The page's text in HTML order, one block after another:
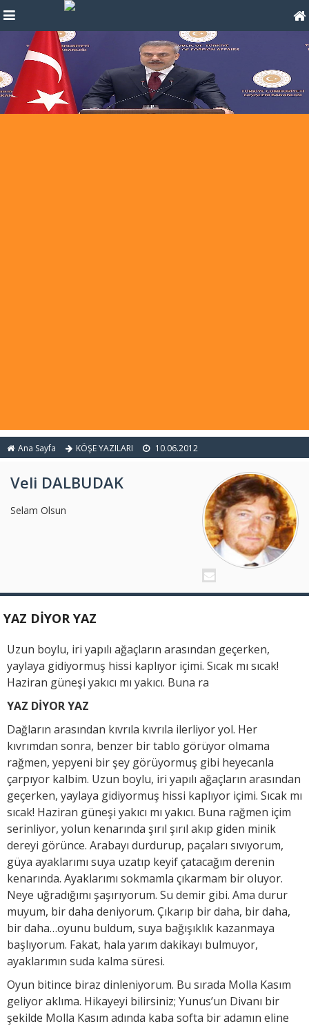
Ana Sayfa KÖŞE YAZILARI 10.06.2012
Veli DALBUDAK
Selam Olsun
YAZ DİYOR YAZ
Uzun boylu, iri yapılı ağaçların arasından geçerken,
yaylaya gidiyormuş hissi kaplıyor içimi. Sıcak mı sıcak!
Haziran güneşi yakıcı mı yakıcı. Buna ra
YAZ DİYOR YAZ
Dağların arasından kıvrıla kıvrıla ilerliyor yol. Her
kıvrımdan sonra, benzer bir tablo görüyor olmama
rağmen, yepyeni bir şey görüyormuş gibi heyecanla
çarpıyor kalbim. Uzun boylu, iri yapılı ağaçların arasından
geçerken, yaylaya gidiyormuş hissi kaplıyor içimi. Sıcak mı
sıcak! Haziran güneşi yakıcı mı yakıcı. Buna rağmen içim
serinliyor, yolun kenarında şırıl şırıl akıp giden minik
dereyi görünce. Arabayı durdurup, paçaları sıvıyorum,
güya ayaklarımı suya uzatıp keyif çatacağım derenin
kenarında. Ayaklarımı sokmamla çıkarmam bir oluyor.
Neye uğradığımı şaşırıyorum. Su demir gibi. Ama durur
muyum, bir daha deniyorum. Çıkarıp bir daha, bir daha,
bir daha…oyunu buldum, suya bağışıklık kazanmaya
başlıyorum. Fakat, hala yarım dakikayı bulmuyor,
ayaklarımın suda kalma süresi.
Oyun bitince biraz dinleniyorum. Bu sırada Molla Kasım
geliyor aklıma. Hikayeyi bilirsiniz; Yunus’un Divanı bir
şekilde Molla Kasım adında kaba softa bir adamın eline